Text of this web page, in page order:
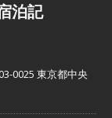
泊記
0025 東京都中央